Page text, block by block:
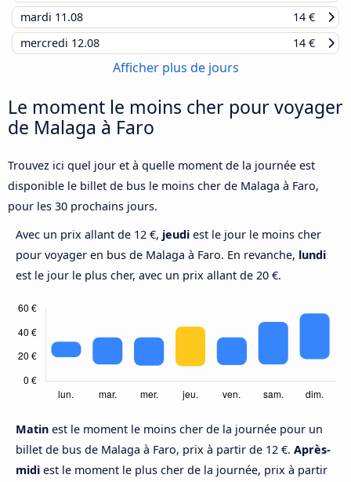
mardi 11.08
14 €
mercredi 12.08 14 €
Afficher plus de jours
Le moment le moins cher pour voyager
de Malaga à Faro
Trouvez ici quel jour et à quelle moment de la journée est
disponible le billet de bus le moins cher de Malaga à Faro,
pour les 30 prochains jours.
Avec un prix allant de 12 €, jeudi est le jour le moins cher
pour voyager en bus de Malaga à Faro. En revanche, lundi
est le jour le plus cher, avec un prix allant de 20 €.
Matin est le moment le moins cher de la journée pour un
billet de bus de Malaga à Faro, prix à partir de 12 €. Après-
midi est le moment le plus cher de la journée, prix à partir